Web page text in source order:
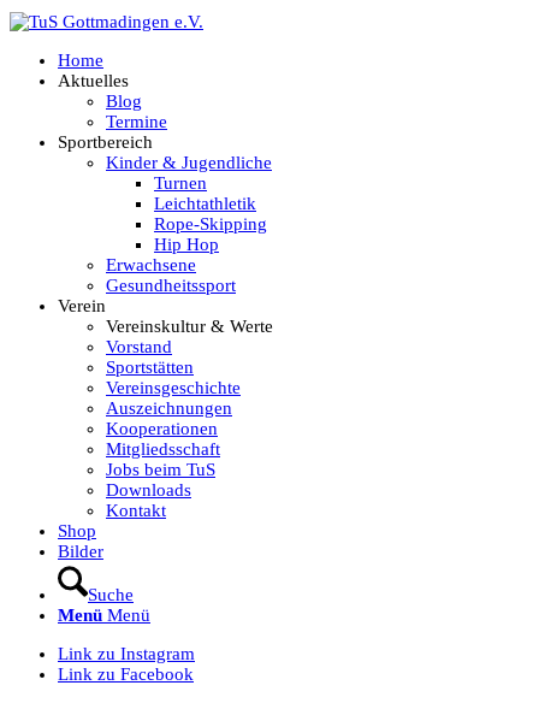
Home
Aktuelles
Blog
Termine
Sportbereich
Kinder & Jugendliche
Turnen
Leichtathletik
Rope-Skipping
Hip Hop
Erwachsene
Gesundheitssport
Verein
Vereinskultur & Werte
Vorstand
Sportstätten
Vereinsgeschichte
Auszeichnungen
Kooperationen
Mitgliedsschaft
Jobs beim TuS
Downloads
Kontakt
Shop
Bilder
Suche
Menü Menü
Link zu Instagram
Link zu Facebook